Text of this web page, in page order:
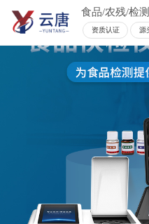
食品/农残/检
资质认证 源